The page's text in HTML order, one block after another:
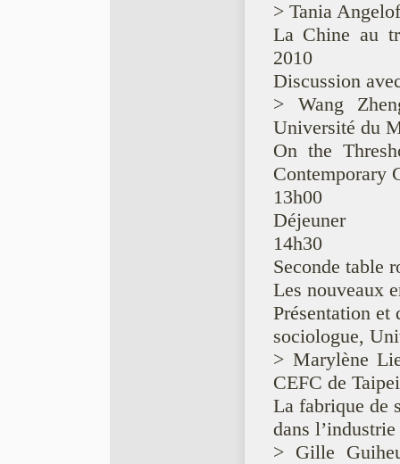
> Tania
La Chine au
2010
Discussion
> Wang
Université du
On the
Contemporary
13h00
Déjeuner
14h30
Seconde table
Les nouveaux
Présentation et
sociologue,
> Marylène
CEFC de Taipei
La fabrique de
dans
> Gille